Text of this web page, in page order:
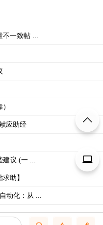
一致帖 ...
应助经
议 (一 ...
助】
动化：从 ...